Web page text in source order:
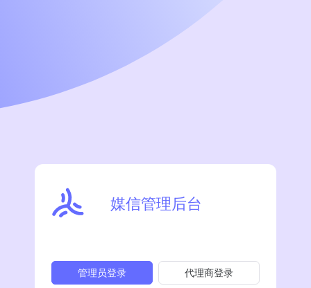
媒信管理后台
管理员登录 代理商登录